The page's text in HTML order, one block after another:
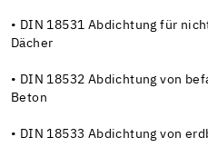
• DIN 18531 Abdichtung für
Dächer
• DIN 18532 Abdichtung von
Beton
• DIN 18533 Abdichtung von